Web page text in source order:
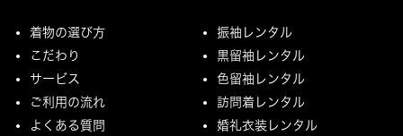
着物の選び方
こだわり
サービス
ご利用の流れ
よくある質問
振袖レンタル
黒留袖レンタル
色留袖レンタル
訪問着レンタル
婚礼衣装レンタル